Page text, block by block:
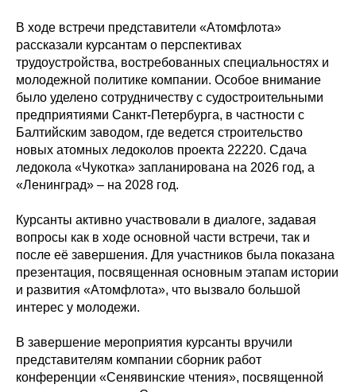
В ходе встречи представители «Атомфлота»
рассказали курсантам о перспективах
трудоустройства, востребованных специальностях и
молодежной политике компании. Особое внимание
было уделено сотрудничеству с судостроительными
предприятиями Санкт-Петербурга, в частности с
Балтийским заводом, где ведется строительство
новых атомных ледоколов проекта 22220. Сдача
ледокола «Чукотка» запланирована на 2026 год, а
«Ленинград» – на 2028 год.
Курсанты активно участвовали в диалоге, задавая
вопросы как в ходе основной части встречи, так и
после её завершения. Для участников была показана
презентация, посвященная основным этапам истории
и развития «Атомфлота», что вызвало большой
интерес у молодежи.
В завершение мероприятия курсанты вручили
представителям компании сборник работ
конференции «Сенявинские чтения», посвященной